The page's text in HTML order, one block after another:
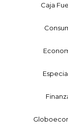
Caja